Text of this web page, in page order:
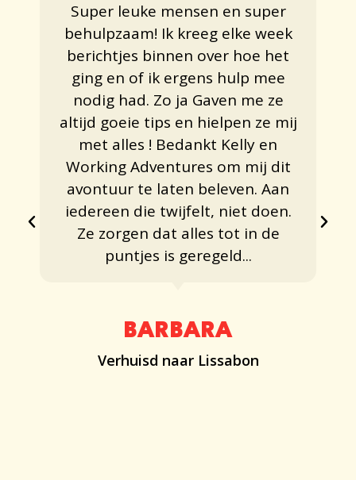
Super leuke mensen en super
behulpzaam! Ik kreeg elke week
berichtjes binnen over hoe het
ging en of ik ergens hulp mee
nodig had. Zo ja Gaven me ze
altijd goeie tips en hielpen ze mij
met alles ! Bedankt Kelly en
Working Adventures om mij dit
avontuur te laten beleven. Aan
iedereen die twijfelt, niet doen.
Ze zorgen dat alles tot in de
puntjes is geregeld...
BARBARA
Verhuisd naar Lissabon